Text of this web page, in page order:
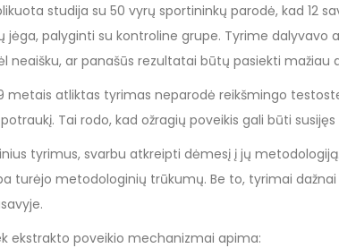
studija su 50 vyrų sportininkų parodė, kad
jėga, palyginti su kontroline grupe. Tyrime
neaišku, ar panašūs rezultatai būtų pasiekti mažiau
metais atliktas tyrimas neparodė reikšmingo
Tai rodo, kad ožragių poveikis gali būti
tyrimus, svarbu atkreipti dėmesį į jų
turėjo metodologinių trūkumų. Be to, tyrimai
ekstrakto poveikio mechanizmai apima: